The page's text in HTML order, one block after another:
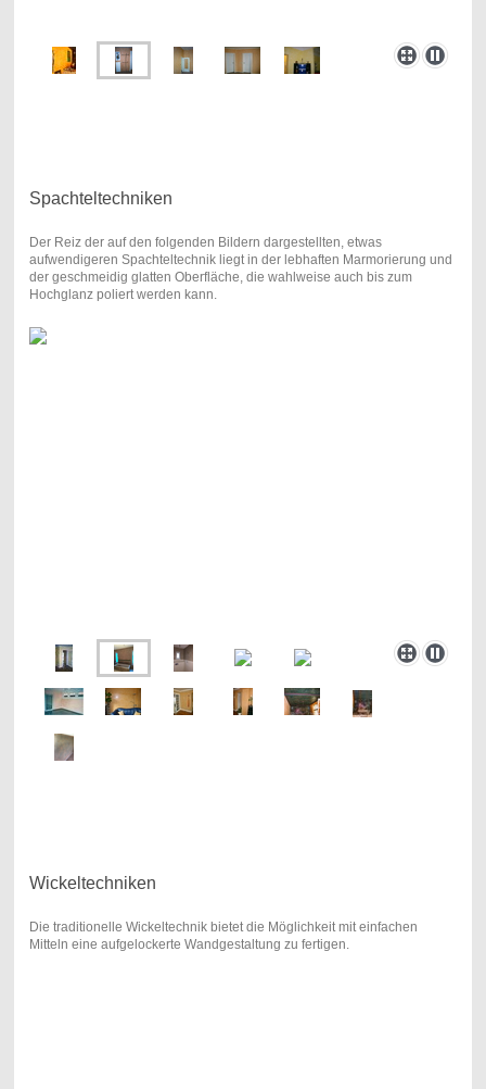
Spachteltechniken
Der Reiz der auf den folgenden Bildern dargestellten, etwas
aufwendigeren Spachteltechnik liegt in der lebhaften Marmorierung und
der geschmeidig glatten Oberfläche, die wahlweise auch bis zum
Hochglanz poliert werden kann.
Wickeltechniken
Die traditionelle Wickeltechnik bietet die Möglichkeit mit einfachen
Mitteln eine aufgelockerte Wandgestaltung zu fertigen.